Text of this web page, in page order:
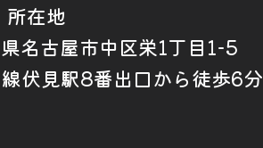
所在地
名古屋市中区栄1丁目1-5
伏見駅8番出口から徒歩6分